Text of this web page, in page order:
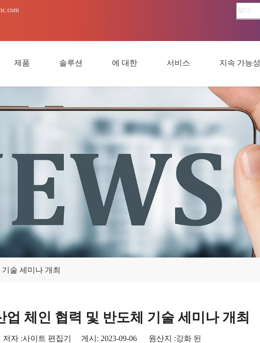
제품 솔루션 에 대한 서비스 지속 가능성
술 세미나 개최
업 체인 협력 및 반도체 기술 세미나 개최
자 :사이트 편집기 게시: 2023-09-06 원산지 :강화 된